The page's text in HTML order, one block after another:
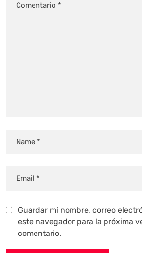
Guardar mi nombre, correo
este navegador para la próxima
comentario.